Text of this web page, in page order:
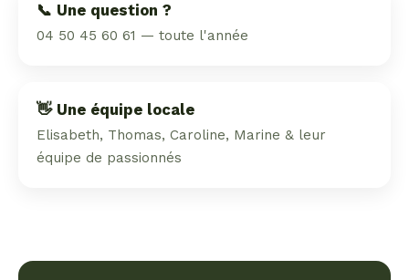
📞 Une question ?
04 50 45 60 61 — toute l'année
👋 Une équipe locale
Elisabeth, Thomas, Caroline, Marine & leur
équipe de passionnés